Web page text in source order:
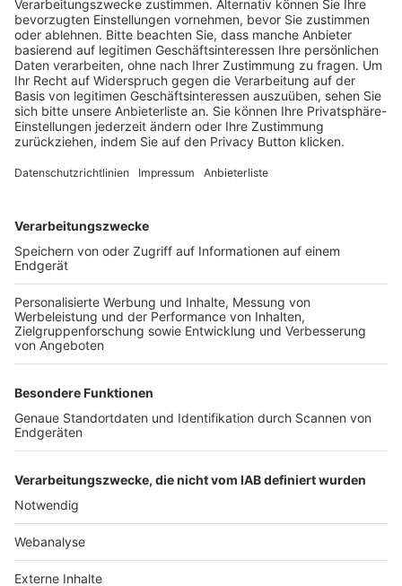
Schulungsangebot Vereinsmitarbeiter
BFV-Geschäftsstellen
Trainerbörse
Login SpielPlus
FOLGE DEM BFV
TOP-VEREINE
TOP-PARTNER
Nutzungsbedingungen Datenschutz Impressum